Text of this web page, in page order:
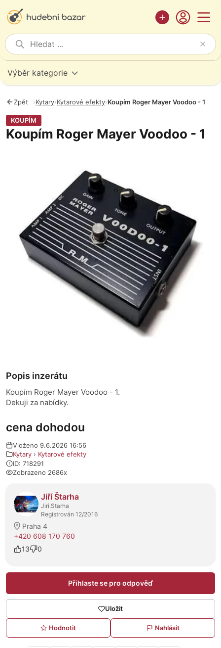
Výběr kategorie
Zpět ›Kytary›Kytarové efekty›Koupím Roger Mayer Voodoo - 1
KOUPÍM
Koupím Roger Mayer Voodoo - 1
cena dohodou
Vloženo 9.6.2026 16:56
Kytary › Kytarové efekty
ID: 718291
Zobrazeno 2686x
Jiří Štarha
Jiri.Starha
Registrován 12/2016
Praha 4
+420 608 170 760
13
0
Přihlaste se pro odpověď
Uložit
Hodnotit Nahlásit
Popis inzerátu
Koupím Roger Mayer Voodoo - 1.
Dekuji za nabídky.